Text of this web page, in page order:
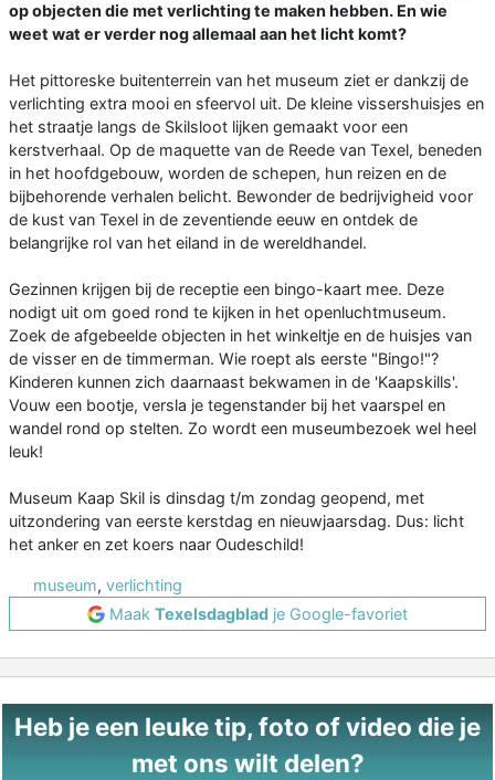
op objecten die met verlichting te maken hebben. En wie
weet wat er verder nog allemaal aan het licht komt?
Het pittoreske buitenterrein van het museum ziet er dankzij de
verlichting extra mooi en sfeervol uit. De kleine vissershuisjes en
het straatje langs de Skilsloot lijken gemaakt voor een
kerstverhaal. Op de maquette van de Reede van Texel, beneden
in het hoofdgebouw, worden de schepen, hun reizen en de
bijbehorende verhalen belicht. Bewonder de bedrijvigheid voor
de kust van Texel in de zeventiende eeuw en ontdek de
belangrijke rol van het eiland in de wereldhandel.
Gezinnen krijgen bij de receptie een bingo-kaart mee. Deze
nodigt uit om goed rond te kijken in het openluchtmuseum.
Zoek de afgebeelde objecten in het winkeltje en de huisjes van
de visser en de timmerman. Wie roept als eerste "Bingo!"?
Kinderen kunnen zich daarnaast bekwamen in de 'Kaapskills'.
Vouw een bootje, versla je tegenstander bij het vaarspel en
wandel rond op stelten. Zo wordt een museumbezoek wel heel
leuk!
Museum Kaap Skil is dinsdag t/m zondag geopend, met
uitzondering van eerste kerstdag en nieuwjaarsdag. Dus: licht
het anker en zet koers naar Oudeschild!
museum, verlichting
Maak Texelsdagblad je Google-favoriet
Heb je een leuke tip, foto of video die je
met ons wilt delen?